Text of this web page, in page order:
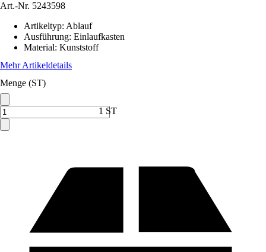
Art.-Nr. 5243598
Artikeltyp: Ablauf
Ausführung: Einlaufkasten
Material: Kunststoff
Mehr Artikeldetails
Menge (ST)
1 ST